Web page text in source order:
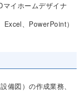
マイホームデザイナ
、PowerPoint）
備図）の作成業務、